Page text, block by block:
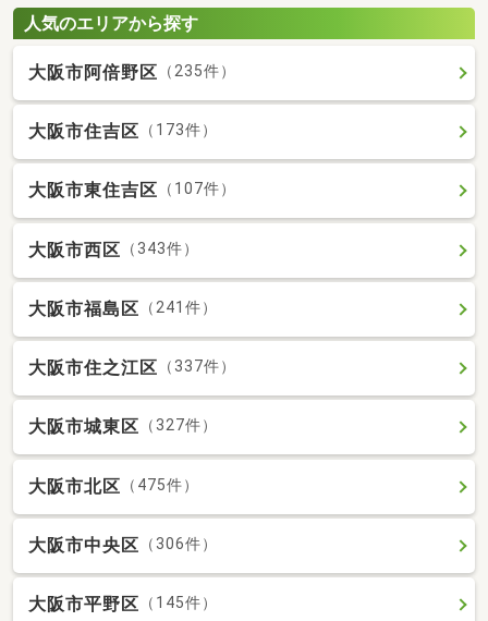
人気のエリアから探す
大阪市阿倍野区 （235件）
大阪市住吉区 （173件）
大阪市東住吉区 （107件）
大阪市西区 （343件）
大阪市福島区 （241件）
大阪市住之江区 （337件）
大阪市城東区 （327件）
大阪市北区 （475件）
大阪市中央区 （306件）
大阪市平野区 （145件）